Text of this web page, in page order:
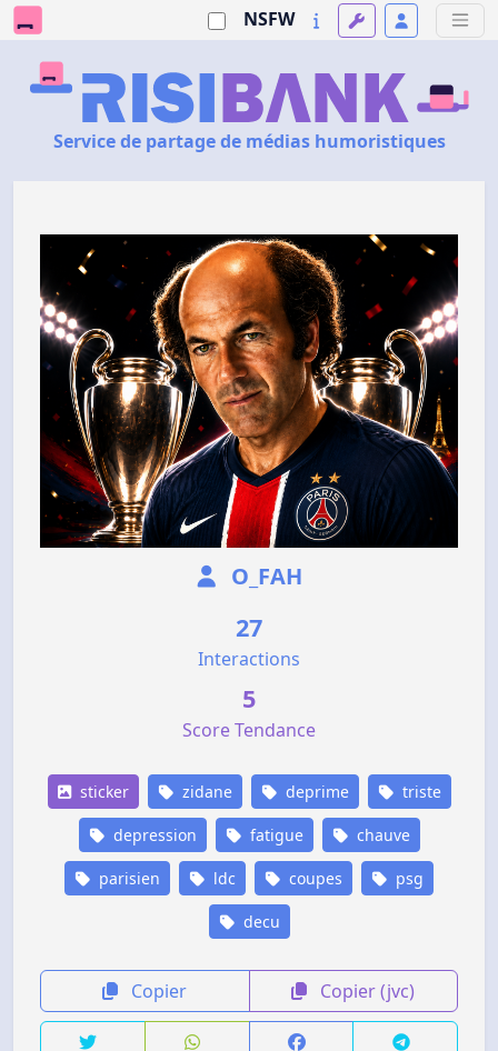
NSFW
Service de partage de médias humoristiques
O_FAH
27
Interactions
5
Score Tendance
sticker zidane deprime triste
depression fatigue chauve
parisien ldc coupes psg
decu
Copier Copier (jvc)